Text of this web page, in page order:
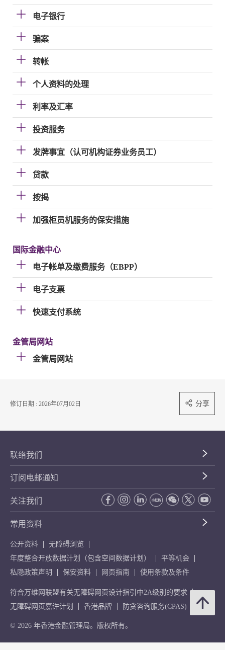
电子银行
骗案
转帐
个人资料的处理
利率及汇率
投资服务
发牌事宜（认可机构证券业务员工）
贷款
按揭
加强柜员机服务的保安措施
国际金融中心
电子帐单及缴费服务（EBPP）
电子支票
快速支付系统
金管局网站
金管局网站
修订日期 : 2026年07月02日 分享
联络我们
订阅电邮通知
关注我们
常用资料
公开资料
无障碍浏览
年度整合开放数据计划（包含空间数据计划）
平等机会
私隐政策声明
保安资料 网页指南 使用条款及条件
符合万维网联盟有关无障碍网页设计指引中2A级别的要求
无障碍网页嘉许计划
香港品牌 防贪咨询服务(CPAS)
© 2026 年香港金融管理局。版权所有。